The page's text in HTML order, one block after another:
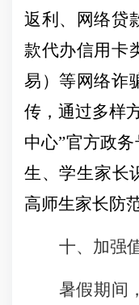
返利、网络贷
款代办信用卡
易）等网络诈
传，通过多样
中心”官方政
生、学生家长
高师生家长防
十、加强
暑假期间